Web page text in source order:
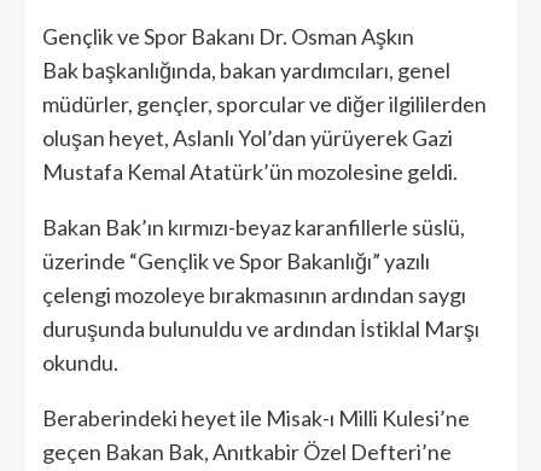
Gençlik ve Spor Bakanı Dr. Osman Aşkın
Bak başkanlığında, bakan yardımcıları, genel
müdürler, gençler, sporcular ve diğer ilgililerden
oluşan heyet, Aslanlı Yol’dan yürüyerek Gazi
Mustafa Kemal Atatürk’ün mozolesine geldi.
Bakan Bak’ın kırmızı-beyaz karanfillerle süslü,
üzerinde “Gençlik ve Spor Bakanlığı” yazılı
çelengi mozoleye bırakmasının ardından saygı
duruşunda bulunuldu ve ardından İstiklal Marşı
okundu.
Beraberindeki heyet ile Misak-ı Milli Kulesi’ne
geçen Bakan Bak, Anıtkabir Özel Defteri’ne